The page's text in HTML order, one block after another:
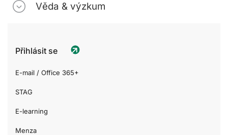
Věda & výzkum
Přihlásit se
E-mail / Office 365+
STAG
E-learning
Menza